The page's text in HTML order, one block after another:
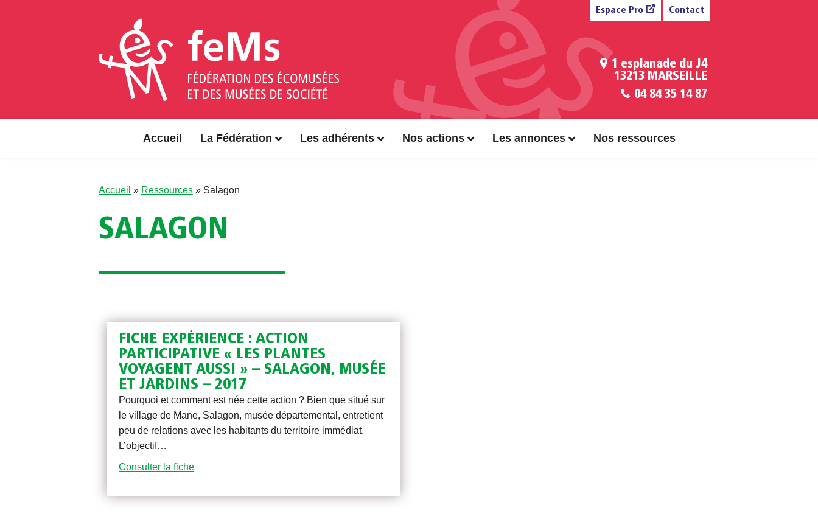
Espace Pro Contact
1 esplanade du J4
13213 MARSEILLE
04 84 35 14 87
Accueil La Fédération Les adhérents Nos actions Les annonces Nos ressources
Accueil » Ressources » Salagon
SALAGON
FICHE EXPÉRIENCE : ACTION
PARTICIPATIVE « LES PLANTES
VOYAGENT AUSSI » – SALAGON, MUSÉE
ET JARDINS – 2017
Pourquoi et comment est née cette action ? Bien que situé sur
le village de Mane, Salagon, musée départemental, entretient
peu de relations avec les habitants du territoire immédiat.
L’objectif…
Consulter la fiche